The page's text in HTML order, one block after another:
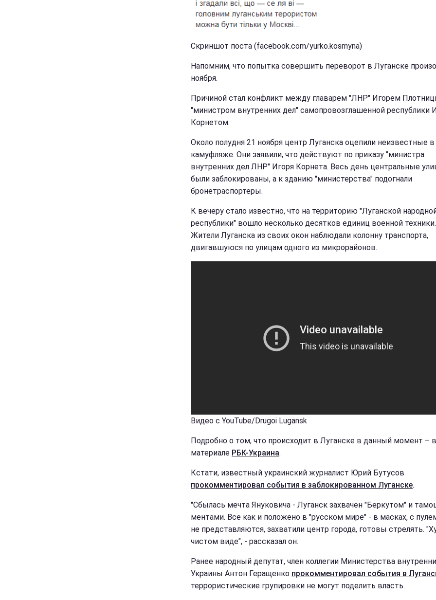
Скриншот поста (facebook.com/yurko.kosmyna)
Напомним, что попытка совершить переворот в Луганске
ноября.
Причиной стал конфликт между главарем "ЛНР" Игорем
"министром внутренних дел" самопровозглашенной республики
Корнетом.
Около полудня 21 ноября центр Луганска оцепили неизвестные в
камуфляже. Они заявили, что действуют по приказу "министра
внутренних дел ЛНР" Игоря Корнета. Весь день центральные
были заблокированы, а к зданию "министерства" подогнали
бронетраспортеры.
К вечеру стало известно, что на территорию "Луганской
республики" вошло несколько десятков единиц военной техники.
Жители Луганска из своих окон наблюдали колонну транспорта,
двигавшуюся по улицам одного из микрорайонов.
Видео с YouTube/Drugoi Lugansk
Подробно о том, что происходит в Луганске в данный момент – в
материале РБК-Украина.
Кстати, известный украинский журналист Юрий Бутусов
прокомментировал события в заблокированном Луганске.
"Сбылась мечта Януковича - Луганск захвачен "Беркутом" и
ментами. Все как и положено в "русском мире" - в масках, с
не представляются, захватили центр города, готовы стрелять.
чистом виде", - рассказал он.
Ранее народный депутат, член коллегии Министерства
Украины Антон Геращенко прокомментировал события в
террористические групировки не могут поделить власть.